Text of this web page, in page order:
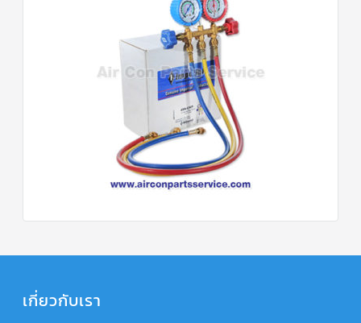
เกี่ยวกับเรา